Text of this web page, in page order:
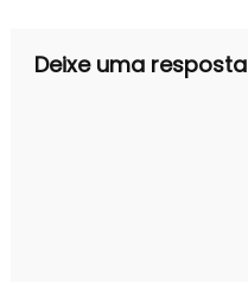
Deixe uma resposta